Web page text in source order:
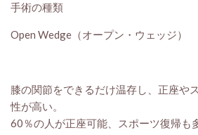
手術の種類
Open Wedge（オープン・ウェッジ）
膝の関節をできるだけ温存し、正座や
性が高い。
60％の人が正座可能、スポーツ復帰も